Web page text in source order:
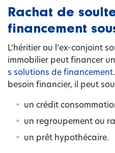
Rachat de
financement
L’héritier ou l’ex-conjoint
immobilier peut financer
s solutions de financement
besoin financier, il peut
un crédit
un regroupement ou
un prêt hypothécaire.